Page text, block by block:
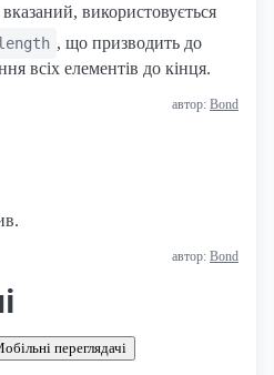
використовується
, що призводить до
всіх елементів до кінця.
автор: Bond
автор: Bond
переглядачі